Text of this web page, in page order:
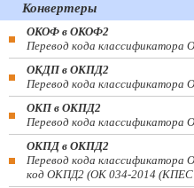
Конвертеры
ОКОФ в ОКОФ2
Перевод кода
ОКДП в ОКПД2
Перевод кода
ОКП в ОКПД2
Перевод кода
ОКПД в ОКПД2
Перевод кода
код ОКПД2 (ОК 034-2014 (КПЕС